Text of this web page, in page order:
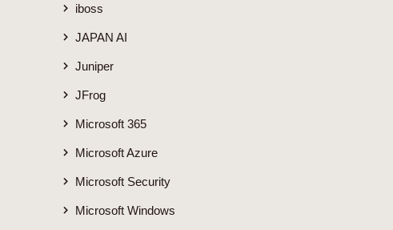
iboss
JAPAN AI
Juniper
JFrog
Microsoft 365
Microsoft Azure
Microsoft Security
Microsoft Windows